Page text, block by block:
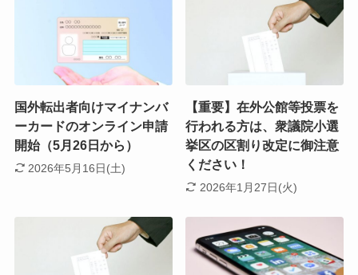
国外転出者向けマイナンバ
ーカードのオンライン申請
開始（5月26日から）
2026年5月16日(土)
【重要】在外公館等投票を
行われる方は、衆議院小選
挙区の区割り改定に御注意
ください！
2026年1月27日(火)